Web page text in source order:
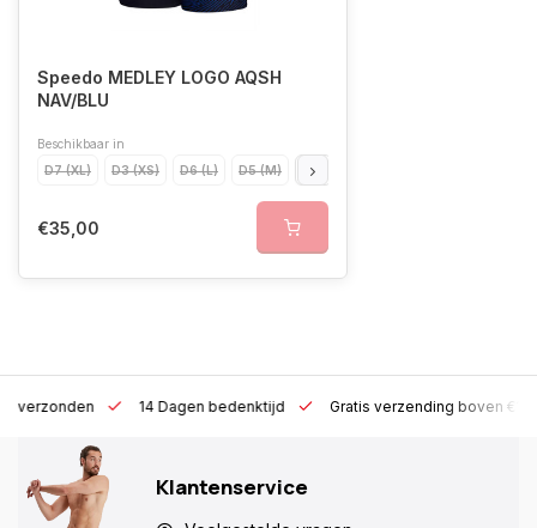
Speedo MEDLEY LOGO AQSH
NAV/BLU
Beschikbaar in
D7 (XL)
D3 (XS) D6 (L) D5 (M) 176
€35,00
h verzonden 14 Dagen bedenktijd Gratis verzending boven
Klantenservice